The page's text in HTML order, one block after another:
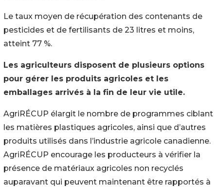
Le taux moyen de récupération des contenants de
pesticides et de fertilisants de 23 litres et moins,
atteint 77 %.
Les agriculteurs disposent de plusieurs options
pour gérer les produits agricoles et les
emballages arrivés à la fin de leur vie utile.
AgriRÉCUP élargit le nombre de programmes ciblant
les matières plastiques agricoles, ainsi que d’autres
produits utilisés dans l’industrie agricole canadienne.
AgriRÉCUP encourage les producteurs à vérifier la
présence de matériaux agricoles non recyclés
auparavant qui peuvent maintenant être rapportés à